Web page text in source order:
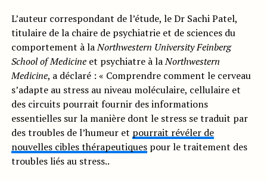
L’auteur correspondant de l’étude, le Dr Sachi Patel,
titulaire de la chaire de psychiatrie et de sciences du
comportement à laNorthwestern University Feinberg
School of Medicineet psychiatre à laNorthwestern
Medicine, a déclaré : « Comprendre comment le cerveau
s’adapte au stress au niveau moléculaire, cellulaire et
des circuits pourrait fournir des informations
essentielles sur la manière dont le stress se traduit par
des troubles de l’humeur et pourrait révéler de
nouvelles cibles thérapeutiquespour le traitement des
troubles liés au stress..